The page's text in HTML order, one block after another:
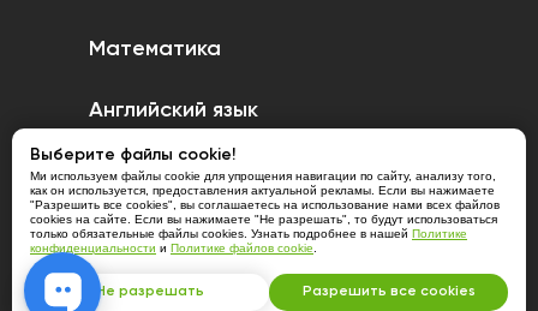
Математика
Английский язык
Казахский язык
Выберите файлы cookie!
Ми используем файлы cookie для упрощения навигации по сайту, анализу того,
как он используется, предоставления актуальной рекламы. Если вы нажимаете
"Разрешить все cookies", вы соглашаетесь на использование нами всех файлов
cookies на сайте. Если вы нажимаете "Не разрешать", то будут использоваться
только обязательные файлы cookies. Узнать подробнее в нашей Политике
конфиденциальности и Политике файлов cookie
Разрешить все cookies
Не разрешать